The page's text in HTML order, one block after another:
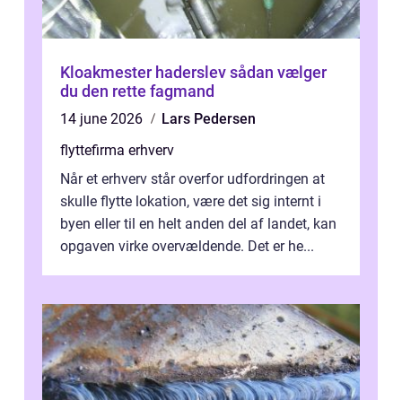
Kloakmester haderslev sådan vælger
du den rette fagmand
14 june 2026
Lars Pedersen
flyttefirma erhverv
Når et erhverv står overfor udfordringen at
skulle flytte lokation, være det sig internt i
byen eller til en helt anden del af landet, kan
opgaven virke overvældende. Det er he...